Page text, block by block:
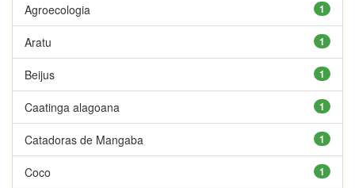
1
Agroecologia
1
Aratu
1
Beijus
1
Caatinga alagoana
1
Catadoras de Mangaba
1
Coco